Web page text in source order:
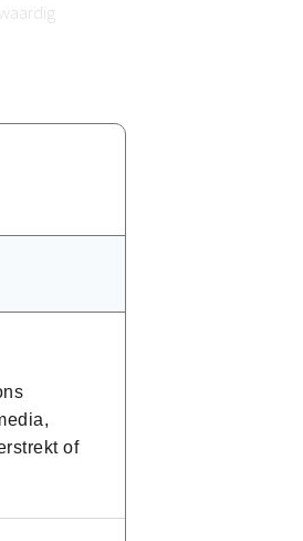
of